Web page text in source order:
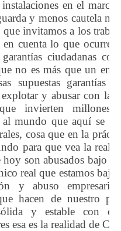
en el marco
y menos cautela
invitamos a los
cuenta lo que ocurre
ciudadanas
no es más que un
supuestas garantías
y abusar con la
invierten millones
mundo que aquí se
cosa que en la
para que vea la
hoy son abusados bajo
real que estamos
y abuso
hacen de nuestro
y estable con
esa es la realidad de